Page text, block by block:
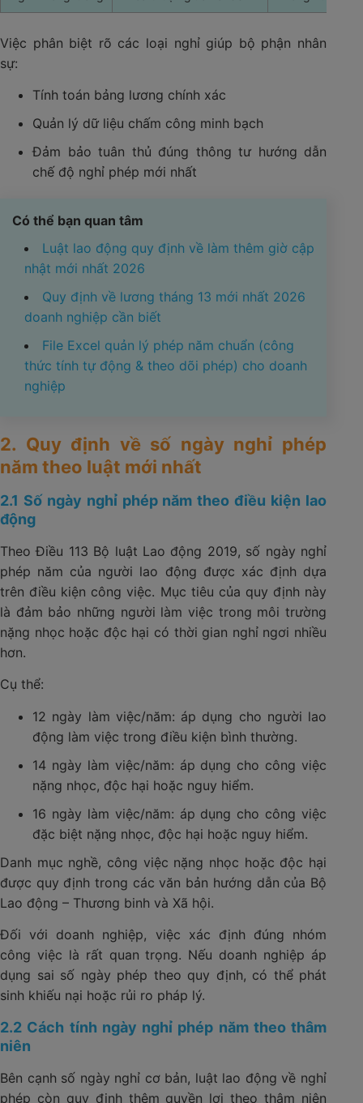
Việc phân biệt rõ các loại nghỉ giúp bộ phận nhân
sự:
Tính toán bảng lương chính xác
Quản lý dữ liệu chấm công minh bạch
Đảm bảo tuân thủ đúng thông tư hướng dẫn
chế độ nghỉ phép mới nhất
Có thể bạn quan tâm
Luật lao động quy định về làm thêm giờ cập
nhật mới nhất 2026
Quy định về lương tháng 13 mới nhất 2026
doanh nghiệp cần biết
File Excel quản lý phép năm chuẩn (công
thức tính tự động & theo dõi phép) cho doanh
nghiệp
2. Quy định về số ngày nghỉ phép
năm theo luật mới nhất
2.1 Số ngày nghỉ phép năm theo điều kiện lao
động
Theo Điều 113 Bộ luật Lao động 2019, số ngày nghỉ
phép năm của người lao động được xác định dựa
trên điều kiện công việc. Mục tiêu của quy định này
là đảm bảo những người làm việc trong môi trường
nặng nhọc hoặc độc hại có thời gian nghỉ ngơi nhiều
hơn.
Cụ thể:
12 ngày làm việc/năm: áp dụng cho người lao
động làm việc trong điều kiện bình thường.
14 ngày làm việc/năm: áp dụng cho công việc
nặng nhọc, độc hại hoặc nguy hiểm.
16 ngày làm việc/năm: áp dụng cho công việc
đặc biệt nặng nhọc, độc hại hoặc nguy hiểm.
Danh mục nghề, công việc nặng nhọc hoặc độc hại
được quy định trong các văn bản hướng dẫn của Bộ
Lao động – Thương binh và Xã hội.
Đối với doanh nghiệp, việc xác định đúng nhóm
công việc là rất quan trọng. Nếu doanh nghiệp áp
dụng sai số ngày phép theo quy định, có thể phát
sinh khiếu nại hoặc rủi ro pháp lý.
2.2 Cách tính ngày nghỉ phép năm theo thâm
niên
Bên cạnh số ngày nghỉ cơ bản, luật lao động về nghỉ
phép còn quy định thêm quyền lợi theo thâm niên